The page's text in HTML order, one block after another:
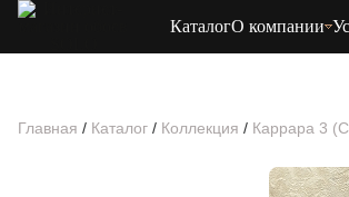
КаталогО компании
Главная / Каталог / Коллекция / Каррара 3